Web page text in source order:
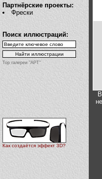
Партнёрские проекты:
Фрески
Поиск иллюстраций:
Top галереи "АРТ"
Как создаётся эффект 3D?